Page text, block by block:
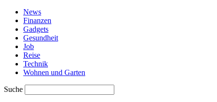
News
Finanzen
Gadgets
Gesundheit
Job
Reise
Technik
Wohnen und Garten
Suche